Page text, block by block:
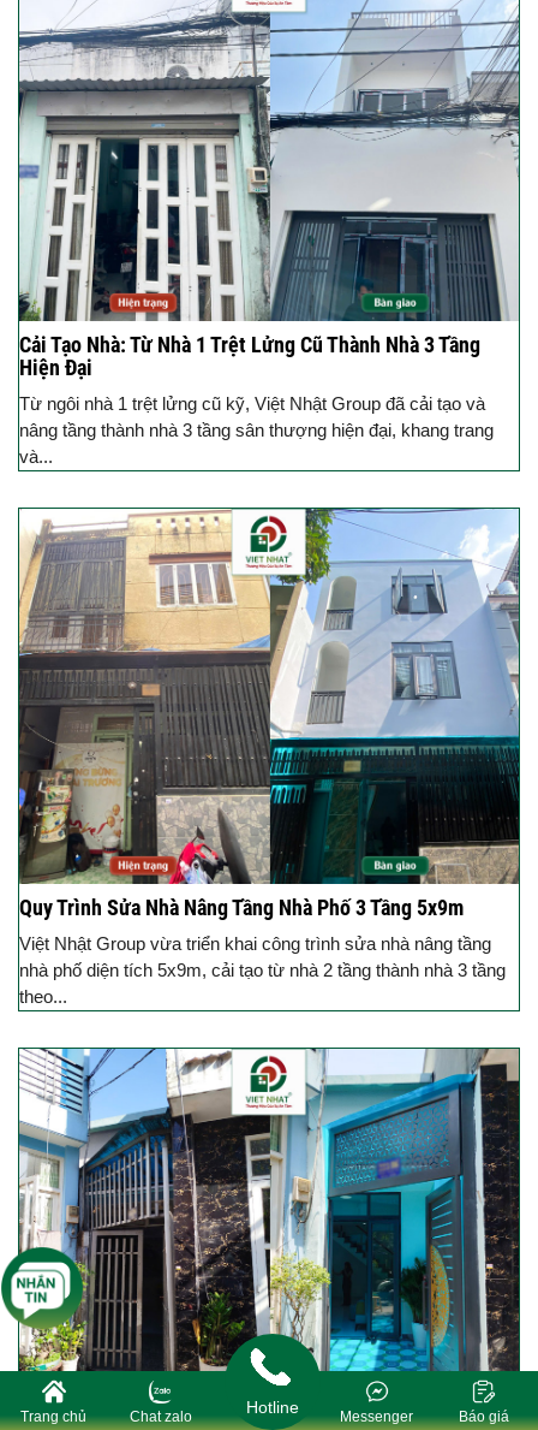
Cải Tạo Nhà: Từ Nhà 1 Trệt Lửng Cũ Thành Nhà 3 Tầng
Hiện Đại
Từ ngôi nhà 1 trệt lửng cũ kỹ, Việt Nhật Group đã cải tạo và
nâng tầng thành nhà 3 tầng sân thượng hiện đại, khang trang
và...
Quy Trình Sửa Nhà Nâng Tầng Nhà Phố 3 Tầng 5x9m
Việt Nhật Group vừa triển khai công trình sửa nhà nâng tầng
nhà phố diện tích 5x9m, cải tạo từ nhà 2 tầng thành nhà 3 tầng
theo...
Trang chủ Chat zalo Báo giá
Messenger
Hotline